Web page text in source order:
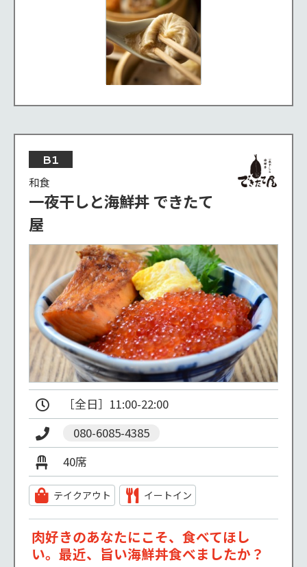
B1
和食
一夜干しと海鮮丼 できたて
屋
080-6085-4385
40席
テイクアウト イートイン
肉好きのあなたにこそ、食べてほし
い。最近、旨い海鮮丼食べましたか？